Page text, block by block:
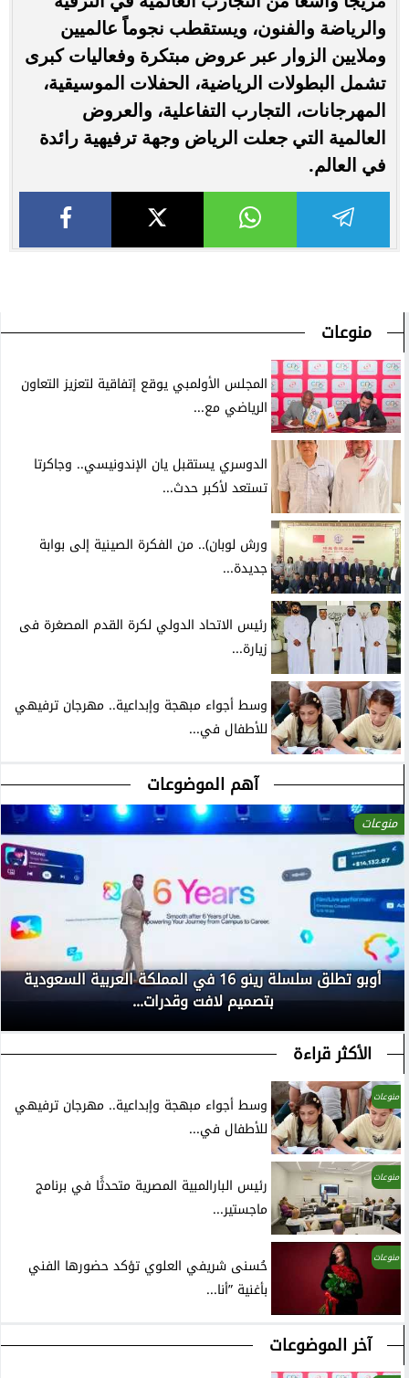
والرياضة والفنون، ويستقطب نجوماً عالميين
وملايين الزوار عبر عروض مبتكرة وفعاليات كبرى
تشمل البطولات الرياضية، الحفلات الموسيقية،
المهرجانات، التجارب التفاعلية، والعروض
العالمية التي جعلت الرياض وجهة ترفيهية رائدة
في العالم.
منوعات
المجلس الأولمبي يوقع إتفاقية لتعزيز التعاون
الرياضي مع...
الدوسري يستقبل يان الإندونيسي.. وجاكرتا
تستعد لأكبر حدث...
ورش لوبان).. من الفكرة الصينية إلى بوابة
جديدة...
رئيس الاتحاد الدولي لكرة القدم المصغرة فى
زيارة...
وسط أجواء مبهجة وإبداعية.. مهرجان ترفيهي
للأطفال في...
آهم الموضوعات
منوعات
أوبو تطلق سلسلة رينو 16 في المملكة العربية السعودية
بتصميم لافت وقدرات...
الأكثر قراءة
منوعات
وسط أجواء مبهجة وإبداعية.. مهرجان ترفيهي
للأطفال في...
منوعات
رئيس البارالمبية المصرية متحدثًا في برنامج
ماجستير...
منوعات
حُسنى شريفي العلوي تؤكد حضورها الفني
بأغنية ”أنا...
آخر الموضوعات